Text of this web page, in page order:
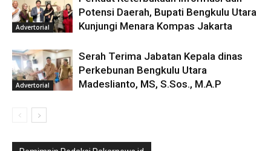
Advertorial
Potensi Daerah, Bupati Bengkulu Utara
Kunjungi Menara Kompas Jakarta
Advertorial
Serah Terima Jabatan Kepala dinas
Perkebunan Bengkulu Utara
Madeslianto, MS, S.Sos., M.A.P